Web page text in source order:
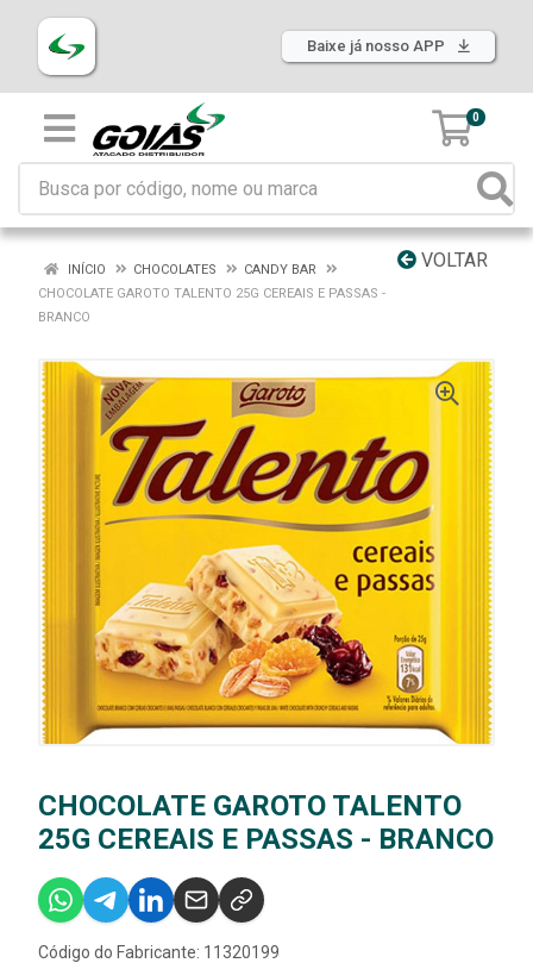
Baixe já nosso APP
0
VOLTAR
INÍCIO CHOCOLATES
CANDY BAR
CHOCOLATE GAROTO TALENTO 25G CEREAIS E PASSAS -
BRANCO
CHOCOLATE GAROTO TALENTO
25G CEREAIS E PASSAS - BRANCO
Código do Fabricante: 11320199